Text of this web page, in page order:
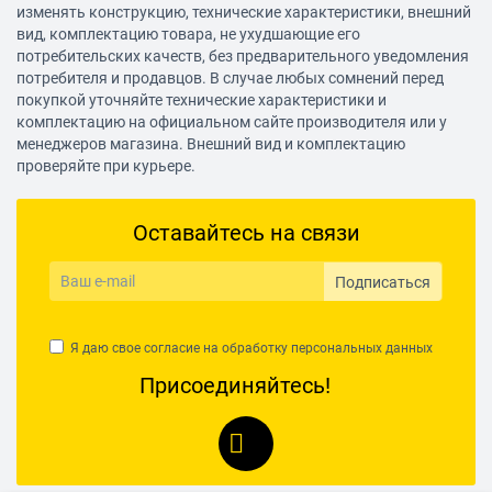
Тип дисплея LED
Таймер
Таймер отсрочки да
Максимальное время отсрочки стирки 24 ч
Индикация
Индикация окончания стирки да
Индикация времени до конца программы да
Индикация скорости отжима да
Индикация блокировки дверцы да
Индикация выбора дополнительных функций да
изменять конструкцию, технические характеристики, внешний
вид, комплектацию товара, не ухудшающие его
потребительских качеств, без предварительного уведомления
потребителя и продавцов. В случае любых сомнений перед
покупкой уточняйте технические характеристики и
комплектацию на официальном сайте производителя или у
менеджеров магазина. Внешний вид и комплектацию
проверяйте при курьере.
Оставайтесь на связи
Подписаться
Я даю свое согласие на обработку персональных данных
Присоединяйтесь!